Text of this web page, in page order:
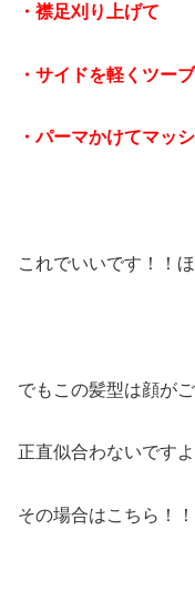
・襟足刈り上げて
・サイドを軽くツー
・パーマかけてマッ
これでいいです！！ほ
でもこの髪型は顔が
正直似合わないですよ
その場合はこちら！！